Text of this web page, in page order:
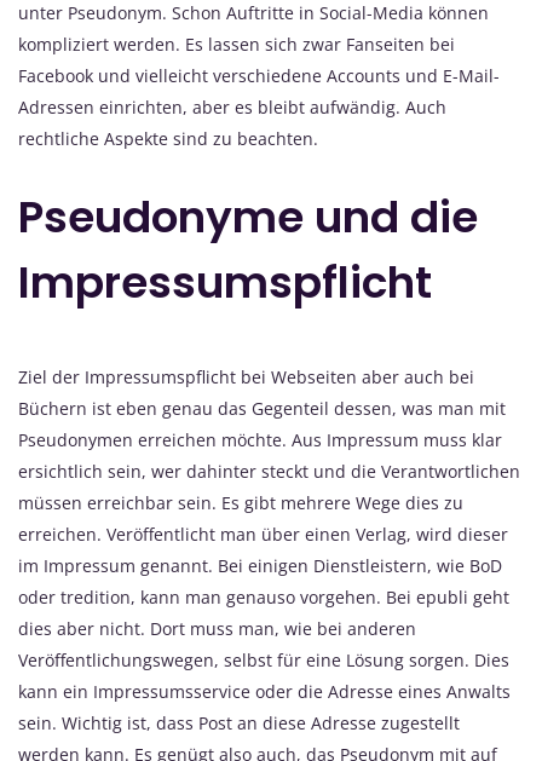
unter Pseudonym. Schon Auftritte in Social-Media können
kompliziert werden. Es lassen sich zwar Fanseiten bei
Facebook und vielleicht verschiedene Accounts und E-Mail-
Adressen einrichten, aber es bleibt aufwändig. Auch
rechtliche Aspekte sind zu beachten.
Pseudonyme und die
Impressumspflicht
Ziel der Impressumspflicht bei Webseiten aber auch bei
Büchern ist eben genau das Gegenteil dessen, was man mit
Pseudonymen erreichen möchte. Aus Impressum muss klar
ersichtlich sein, wer dahinter steckt und die Verantwortlichen
müssen erreichbar sein. Es gibt mehrere Wege dies zu
erreichen. Veröffentlicht man über einen Verlag, wird dieser
im Impressum genannt. Bei einigen Dienstleistern, wie BoD
oder tredition, kann man genauso vorgehen. Bei epubli geht
dies aber nicht. Dort muss man, wie bei anderen
Veröffentlichungswegen, selbst für eine Lösung sorgen. Dies
kann ein Impressumsservice oder die Adresse eines Anwalts
sein. Wichtig ist, dass Post an diese Adresse zugestellt
werden kann. Es genügt also auch, das Pseudonym mit auf